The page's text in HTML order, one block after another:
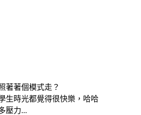
著著個模式走？
生時光都覺得很快樂，哈哈
壓力...